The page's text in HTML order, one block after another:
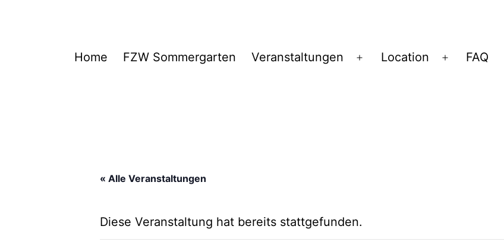
FZWHome FZW Sommergarten Veranstaltungen
Menü
Location
Menü
FAQ
« Alle Veranstaltungen
Diese Veranstaltung hat bereits stattgefunden.